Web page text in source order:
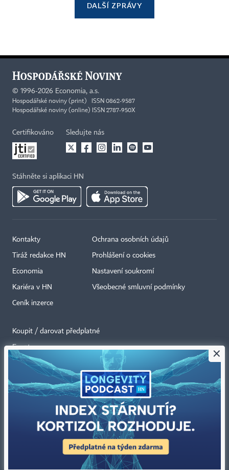
DALŠÍ ZPRÁVY
© 1996-2026 Economia, a.s.
Hospodářské noviny (print) ISSN 0862-9587
Hospodářské noviny (online) ISSN 2787-950X
Certifikováno Sledujte nás
Stáhněte si aplikaci HN
Kontakty
Tiráž redakce HN
Economia
Kariéra v HN
Ceník inzerce
Ochrana osobních údajů
Prohlášení o cookies
Nastavení soukromí
Všeobecné smluvní podmínky
Koupit / darovat předplatné
Eventy
Newslettery
Autorská práva vykonává vydavatel. Bez písemného svolení vydavatele je
zakázáno jakékoli užití částí nebo celku díla, zejména rozmnožování a šíření
jakýmkoli způsobem, mechanickým nebo elektronickým, v českém nebo
jiném jazyce. Bez souhlasu vydavatele je zakázáno též rozmnožování
obsahu pro účely automatizované analýzy textů nebo dat
podle ustanovení § 39c autorského zákona.
×